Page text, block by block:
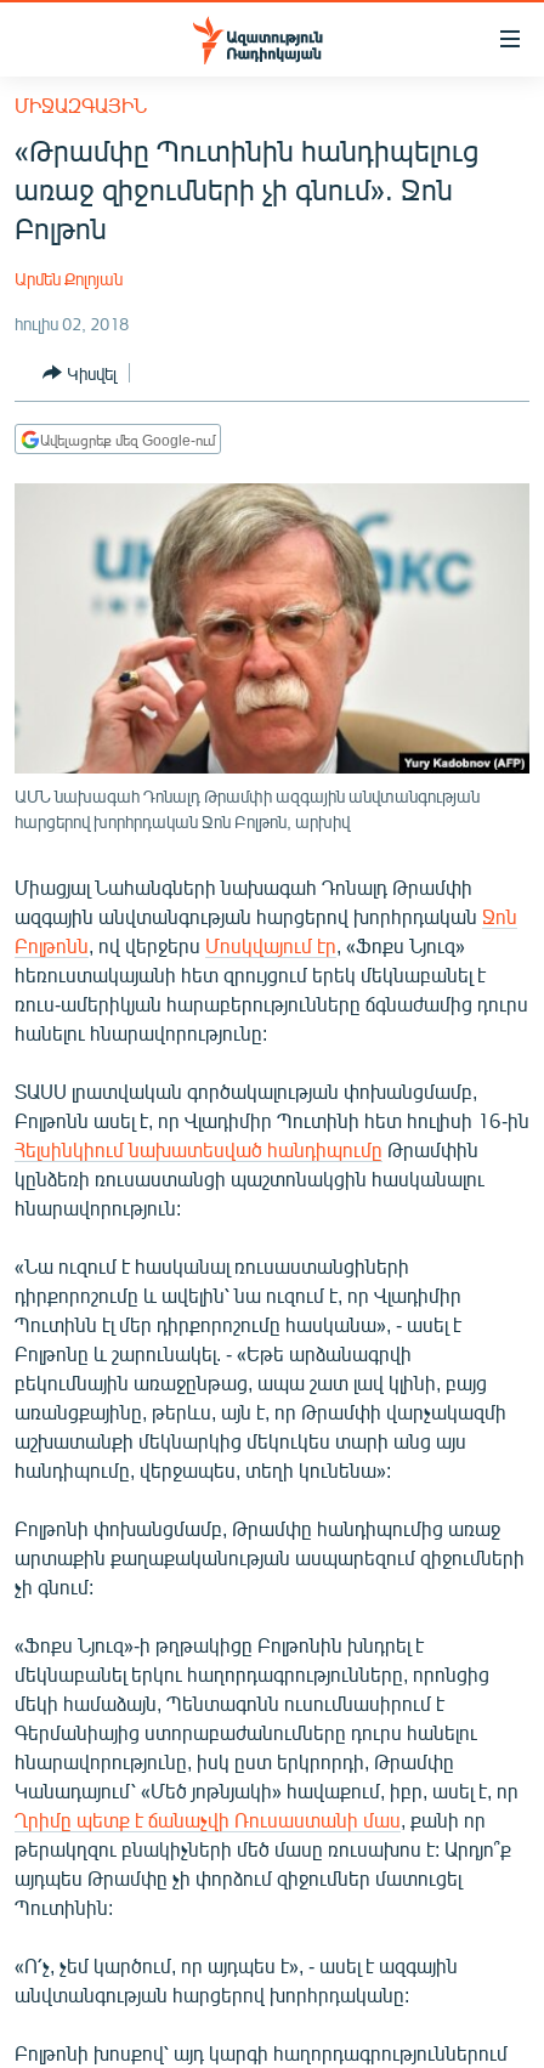
Մատչելիության
հիմնական
բովանդակությանը
հիմնական
մենյուին
ՀԱՅԱՍՏԱՆ
ՔԱՂԱՔԱԿԱՆ
ՏՆՏԵՍՈՒԹՅՈՒՆ
ՂԱՐԱԲԱՂ
ՄԻՋԱԶԳԱՅԻՆ
ՄՇԱԿՈՒՅԹ
ՄԵԿՆԱԲԱՆՈՒԹՅՈՒՆ
ՏՏ ԵՒ ԻՆՏԵՐՆԵՏ
ԱՐԽԻՎ
ԲԱՆԱՎԵՃ
ՁԳՏԵԼՈՎ ԼԱՎԱԳՈՒՅՆԻՆ
ՓՈԴՔԱՍԹ
English
Русский
ՀԵՏԵՎԵՔ ՄԵԶ
«Ազատության» բոլոր կայքերը
ՄԻՋԱԶԳԱՅԻՆ
«Թրամփը Պուտինին հանդիպելուց
առաջ զիջումների չի գնում». Ջոն
Բոլթոն
Արմեն Քոլոյան
հուլիս 02, 2018
Կիսվել
Ավելացրեք մեզ Google-ում
ԱՄՆ նախագահ Դոնալդ Թրամփի ազգային անվտանգության
հարցերով խորհրդական Ջոն Բոլթոն, արխիվ
Միացյալ Նահանգների նախագահ Դոնալդ Թրամփի
ազգային անվտանգության հարցերով խորհրդական Ջոն
Բոլթոնն , ով վերջերս Մոսկվայում էր , «Ֆոքս Նյուզ»
հեռուստակայանի հետ զրույցում երեկ մեկնաբանել է
ռուս-ամերիկյան հարաբերությունները ճգնաժամից դուրս
հանելու հնարավորությունը:
ՏԱՍՍ լրատվական գործակալության փոխանցմամբ,
Բոլթոնն ասել է, որ Վլադիմիր Պուտինի հետ հուլիսի 16-ին
Հելսինկիում նախատեսված հանդիպումը Թրամփին
կընձեռի ռուսաստանցի պաշտոնակցին հասկանալու
հնարավորություն:
«Նա ուզում է հասկանալ ռուսաստանցիների
դիրքորոշումը և ավելին՝ նա ուզում է, որ Վլադիմիր
Պուտինն էլ մեր դիրքորոշումը հասկանա», - ասել է
Բոլթոնը և շարունակել. - «Եթե արձանագրվի
բեկումնային առաջընթաց, ապա շատ լավ կլինի, բայց
առանցքայինը, թերևս, այն է, որ Թրամփի վարչակազմի
աշխատանքի մեկնարկից մեկուկես տարի անց այս
հանդիպումը, վերջապես, տեղի կունենա»:
Բոլթոնի փոխանցմամբ, Թրամփը հանդիպումից առաջ
արտաքին քաղաքականության ասպարեզում զիջումների
չի գնում:
«Ֆոքս Նյուզ»-ի թղթակիցը Բոլթոնին խնդրել է
մեկնաբանել երկու հաղորդագրությունները, որոնցից
մեկի համաձայն, Պենտագոնն ուսումնասիրում է
Գերմանիայից ստորաբաժանումները դուրս հանելու
հնարավորությունը, իսկ ըստ երկրորդի, Թրամփը
Կանադայում՝ «Մեծ յոթնյակի» հավաքում, իբր, ասել է, որ
Ղրիմը պետք է ճանաչվի Ռուսաստանի մաս , քանի որ
թերակղզու բնակիչների մեծ մասը ռուսախոս է: Արդյո՞ք
այդպես Թրամփը չի փորձում զիջումներ մատուցել
Պուտինին:
«Ո՛չ, չեմ կարծում, որ այդպես է», - ասել է ազգային
անվտանգության հարցերով խորհրդականը:
Բոլթոնի խոսքով՝ այդ կարգի հաղորդագրություններում